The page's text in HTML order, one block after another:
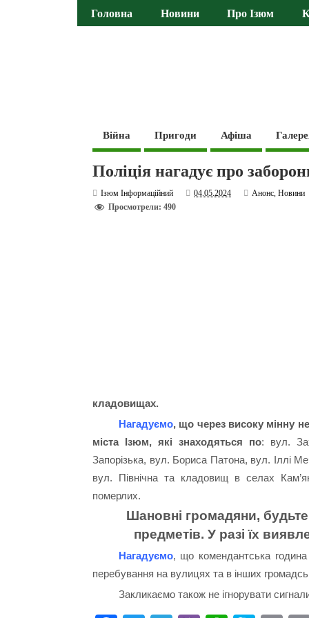
Головна Новини Про Ізюм
Війна Пригоди Афіша
Поліція нагадує про
Ізюм Інформаційний 04.05.2024 Анонс,Новини
Просмотрели: 490
кладовищах.
Нагадуємо, що через високу мінну
міста Ізюм, які знаходяться по: вул.
Запорізька, вул. Бориса Патона, вул. Іллі
вул. Північна та кладовищ в селах
померлих.
Шановні громадяни,
предметів. У разі їх
Нагадуємо, що комендантська
перебування на вулицях та в інших
Закликаємо також не ігнорувати